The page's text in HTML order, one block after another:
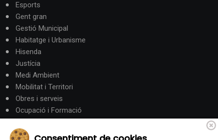
Esports
Gent gran
Gestió Municipal
Habitatge i Urbanisme
Hisenda
Justícia
Medi Ambient
Mobilitat i Territori
Obres i serveis
Ocupació i Formació
Política